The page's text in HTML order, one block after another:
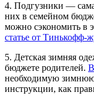
4. Подгузники —
них в семейном
можно сэкономить в
статье от Тинькофф-
5. Детская зимняя
бюджете родителей.
необходимую
инструкции, как